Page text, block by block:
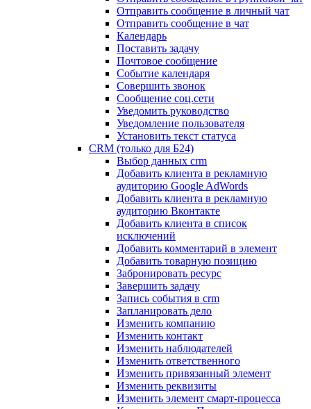
Отправить сообщение в личный чат
Отправить сообщение в чат
Календарь
Поставить задачу
Почтовое сообщение
Событие календаря
Совершить звонок
Сообщение соц.сети
Уведомить руководство
Уведомление пользователя
Установить текст статуса
CRM (только для Б24)
Выбор данных crm
Добавить клиента в рекламную
аудиторию Google AdWords
Добавить клиента в рекламную
аудиторию Вконтакте
Добавить клиента в список
исключений
Добавить комментарий в элемент
Добавить товарную позицию
Забронировать ресурс
Завершить задачу
Запись события в crm
Запланировать дело
Изменить компанию
Изменить контакт
Изменить наблюдателей
Изменить ответственного
Изменить привязанный элемент
Изменить реквизиты
Изменить элемент смарт-процесса